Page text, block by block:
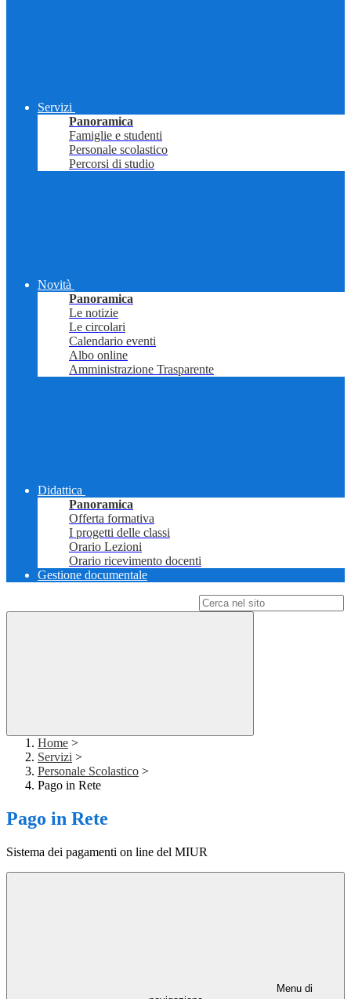
Servizi
Panoramica
Famiglie e studenti
Personale scolastico
Percorsi di studio
Novità
Panoramica
Le notizie
Le circolari
Calendario eventi
Albo online
Amministrazione Trasparente
Didattica
Panoramica
Offerta formativa
I progetti delle classi
Orario Lezioni
Orario ricevimento docenti
Gestione documentale
Home >
Servizi >
Personale Scolastico >
Pago in Rete
Pago in Rete
Sistema dei pagamenti on line del MIUR
Menu di